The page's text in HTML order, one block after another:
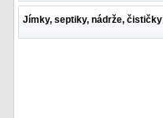
Jímky, septiky, nádrže, čističky